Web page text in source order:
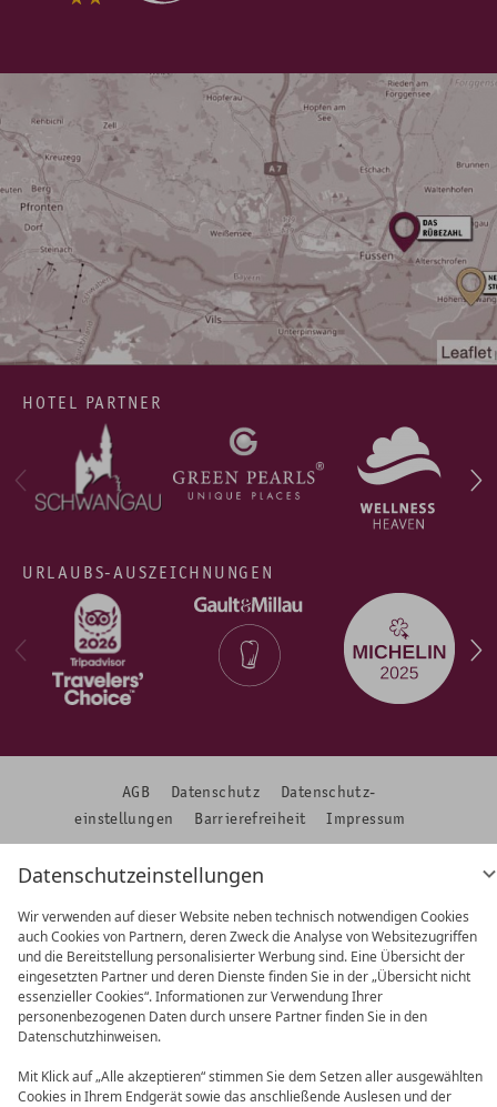
Datenschutzeinstellungen
Wir verwenden auf dieser Website neben technisch notwendigen Cookies
auch Cookies von Partnern, deren Zweck die Analyse von Websitezugriffen
und die Bereitstellung personalisierter Werbung sind. Eine Übersicht der
eingesetzten Partner und deren Dienste finden Sie in der „Übersicht nicht
essenzieller Cookies“. Informationen zur Verwendung Ihrer
personenbezogenen Daten durch unsere Partner finden Sie in den
Datenschutzhinweisen.
Mit Klick auf „Alle akzeptieren“ stimmen Sie dem Setzen aller ausgewählten
Cookies in Ihrem Endgerät sowie das anschließende Auslesen und der
HOTEL PARTNER
URLAUBS-AUSZEICHNUNGEN
AGB Datenschutz
Datenschutz­
einstellungen
Barrierefreiheit Impressum